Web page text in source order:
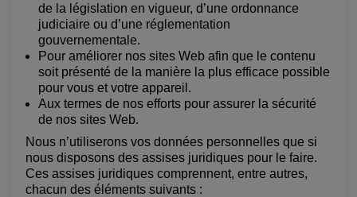
de la législation en vigueur, d’une ordonnance
judiciaire ou d’une réglementation
gouvernementale.
Pour améliorer nos sites Web afin que le contenu
soit présenté de la manière la plus efficace possible
pour vous et votre appareil.
Aux termes de nos efforts pour assurer la sécurité
de nos sites Web.
Nous n’utiliserons vos données personnelles que si
nous disposons des assises juridiques pour le faire.
Ces assises juridiques comprennent, entre autres,
chacun des éléments suivants :